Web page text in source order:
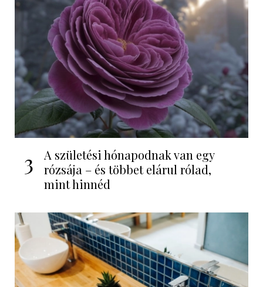
3
A születési hónapodnak van egy
rózsája – és többet elárul rólad,
mint hinnéd